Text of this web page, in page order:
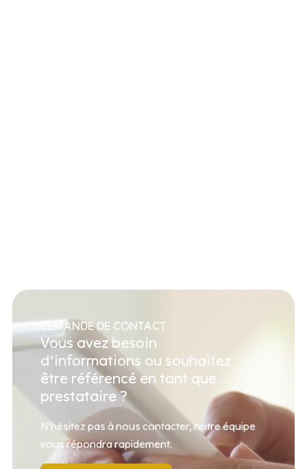
DEMANDE DE CONTACT
Vous avez besoin
d’informations ou souhaitez
être référencé en tant que
prestataire ?
N’hésitez pas à nous contacter, notre équipe
vous répondra rapidement.